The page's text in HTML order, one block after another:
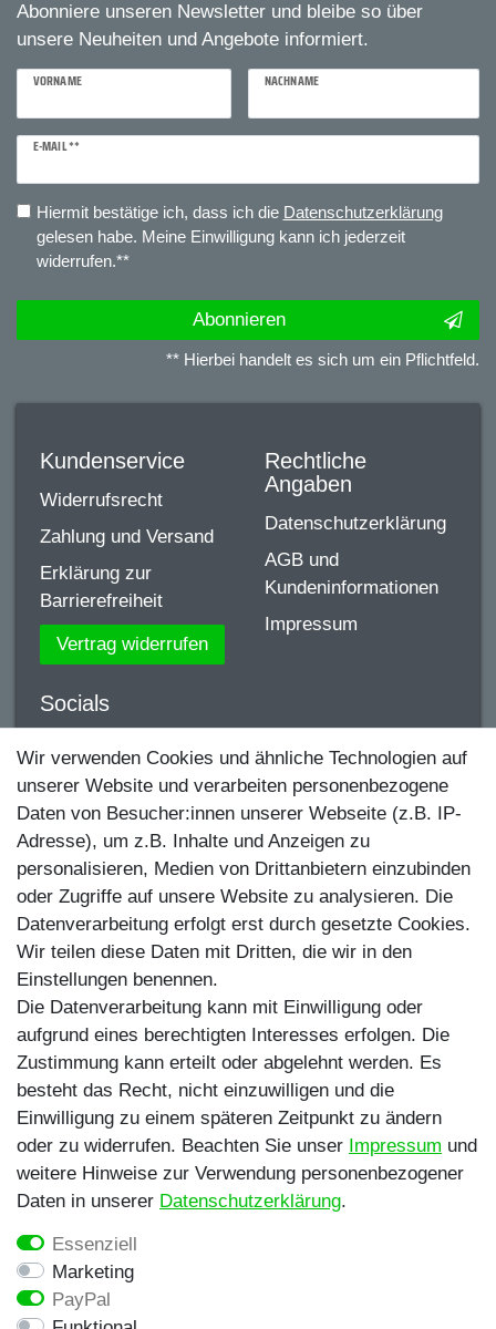
Abonniere unseren Newsletter und bleibe so über
unsere Neuheiten und Angebote informiert.
VORNAME NACHNAME
E-MAIL **
Newsletter
Hiermit bestätige ich, dass ich die Daten­schutz­erklärung
gelesen habe. Meine Einwilligung kann ich jederzeit
widerrufen.**
Abonnieren
** Hierbei handelt es sich um ein Pflichtfeld.
Kundenservice
Widerrufsrecht
Zahlung und Versand
Erklärung zur
Barrierefreiheit
Vertrag widerrufen
Rechtliche
Angaben
Datenschutzerklärung
AGB und
Kundeninformationen
Impressum
Socials
YouTube
Facebook
Instagram
TikTok
Zahlungsmethoden
Egal ob Barsch, Hecht, Zander und Co. -
Riverfighters ist der Shop für Raubfischangler -
Von Anglern für Angler
** Bei Variantenartikeln mit unterschiedlichen Preisen
pro Variante bezieht sich die angegebene UVP auf die
Variante mit dem niedrigsten Preis. Die UVP zu den
Wir verwenden Cookies und ähnliche Technologien auf
unserer Website und verarbeiten personenbezogene
Daten von Besucher:innen unserer Webseite (z.B. IP-
Adresse), um z.B. Inhalte und Anzeigen zu
personalisieren, Medien von Drittanbietern einzubinden
oder Zugriffe auf unsere Website zu analysieren. Die
Datenverarbeitung erfolgt erst durch gesetzte Cookies.
Wir teilen diese Daten mit Dritten, die wir in den
Einstellungen benennen.
Die Datenverarbeitung kann mit Einwilligung oder
aufgrund eines berechtigten Interesses erfolgen. Die
Zustimmung kann erteilt oder abgelehnt werden. Es
besteht das Recht, nicht einzuwilligen und die
Einwilligung zu einem späteren Zeitpunkt zu ändern
oder zu widerrufen. Beachten Sie unser Impressum und
weitere Hinweise zur Verwendung personenbezogener
Daten in unserer Daten­schutz­erklärung.
Essenziell
Marketing
PayPal